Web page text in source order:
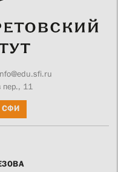
пер., 11
СФИ